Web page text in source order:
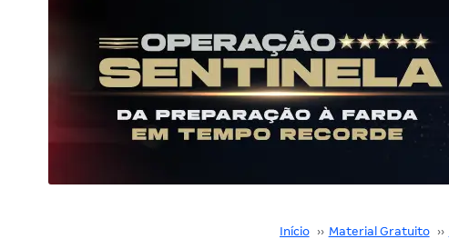
Início ›› Material Gratuito ››